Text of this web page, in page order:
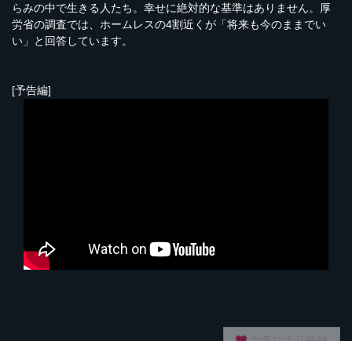
らみの中で生きる人たち。幸せに絶対的な基準はありません。厚
労省の調査では、ホームレスの4割近くが「将来も今のままでい
い」と回答しています。
[予告編]